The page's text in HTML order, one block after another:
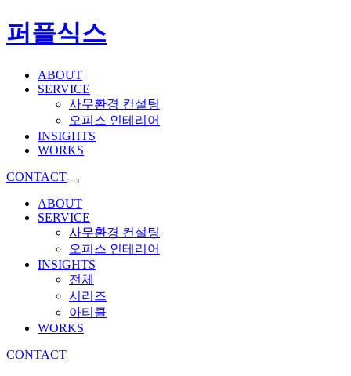
퍼플식스
ABOUT
SERVICE
사무환경 컨설팅
오피스 인테리어
INSIGHTS
WORKS
CONTACT
ABOUT
SERVICE
사무환경 컨설팅
오피스 인테리어
INSIGHTS
전체
시리즈
아티클
WORKS
CONTACT